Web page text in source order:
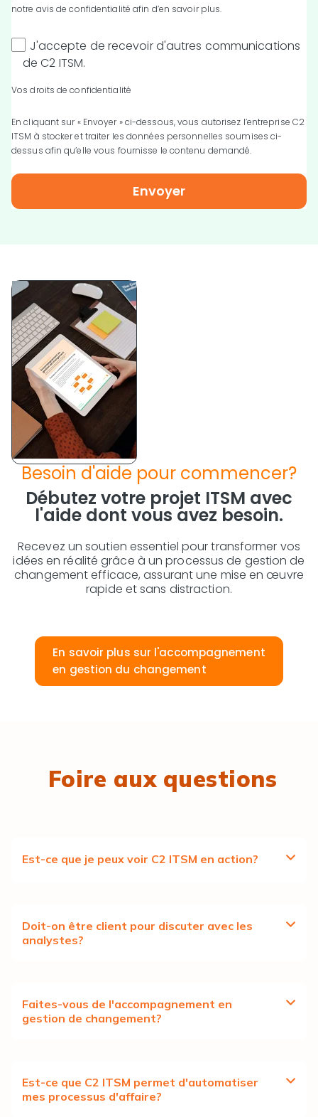
notre avis de confidentialité afin d’en savoir plus.
J'accepte de recevoir d'autres communications
de C2 ITSM.
Vos droits de confidentialité
En cliquant sur « Envoyer » ci-dessous, vous autorisez l’entreprise C2
ITSM à stocker et traiter les données personnelles soumises ci-
dessus afin qu’elle vous fournisse le contenu demandé.
Besoin d'aide pour commencer?
Débutez votre projet ITSM avec
l'aide dont vous avez besoin.
Recevez un soutien essentiel pour transformer vos
idées en réalité grâce à un processus de gestion de
changement efficace, assurant une mise en œuvre
rapide et sans distraction.
En savoir plus sur l'accompagnement
en gestion du changement
Foire aux questions
Est-ce que je peux voir C2 ITSM en action?
Doit-on être client pour discuter avec les
analystes?
Faites-vous de l'accompagnement en
gestion de changement?
Est-ce que C2 ITSM permet d'automatiser
mes processus d'affaire?